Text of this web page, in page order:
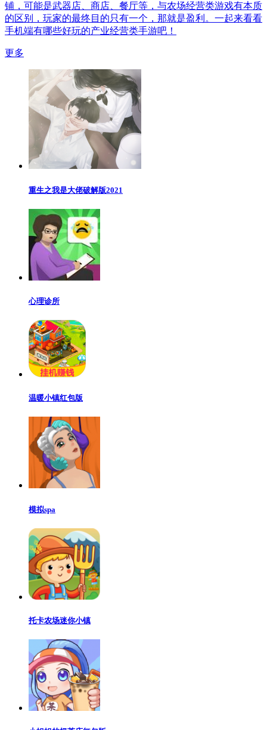
铺，可能是武器店、商店、餐厅等，与农场经营类游戏有本质
的区别，玩家的最终目的只有一个，那就是盈利。一起来看看
手机端有哪些好玩的产业经营类手游吧！
更多
重生之我是大佬破解版2021
心理诊所
温暖小镇红包版
模拟spa
托卡农场迷你小镇